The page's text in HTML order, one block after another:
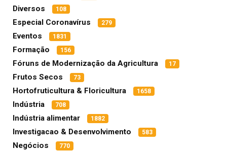
Diversos 108
Especial Coronavírus 279
Eventos 1831
Formação 156
Fóruns de Modernização da Agricultura 17
Frutos Secos 73
Hortofruticultura & Floricultura 1658
Indústria 708
Indústria alimentar 1882
Investigacao & Desenvolvimento 583
Negócios 770